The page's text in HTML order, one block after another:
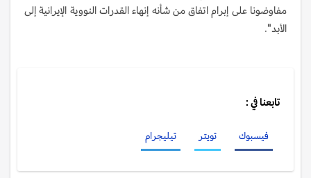
مفاوضونا على إبرام اتفاق من شأنه إنهاء القدرات النووية الإيرانية إلى
الأبد".
تابعنا في :
فيسبوك تويتر تيليجرام